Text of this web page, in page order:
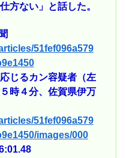
方ない」と話した。
51fef096a579
じるカン容疑者（左
時４分、佐賀県伊万
51fef096a579
images/000